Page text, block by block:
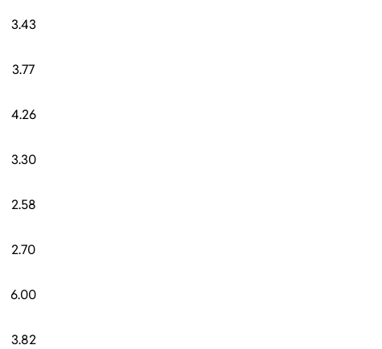
3.43
3.77
4.26
3.30
2.58
2.70
6.00
3.82